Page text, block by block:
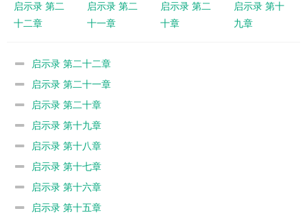
启示录 第二
十二章
启示录 第二
十一章
启示录 第二
十章
启示录 第十
九章
启示录 第二十二章
启示录 第二十一章
启示录 第二十章
启示录 第十九章
启示录 第十八章
启示录 第十七章
启示录 第十六章
启示录 第十五章